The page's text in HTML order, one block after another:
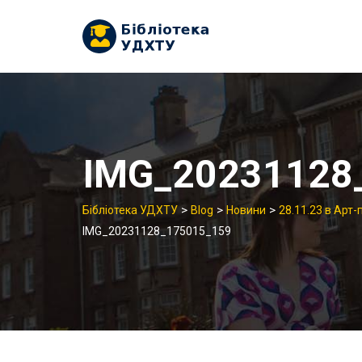
Бібліотека УДХТУ > Blog > Новини > 28.11.23 в Арт-
IMG_20231128_175015_159